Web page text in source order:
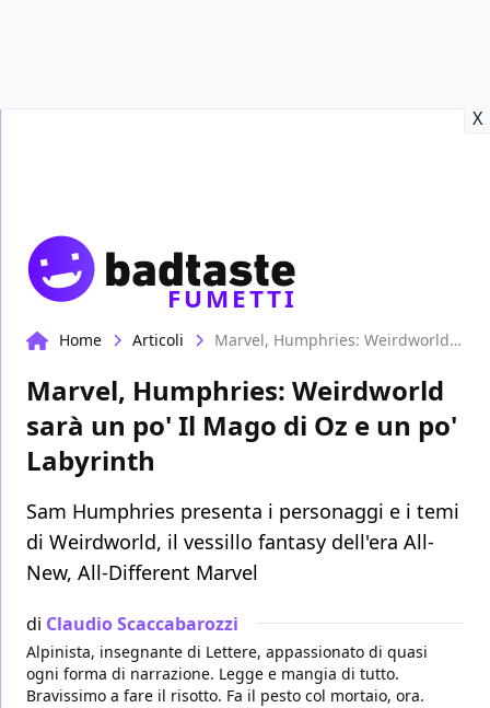
X
FUMETTI
Home Articoli Marvel, Humphries: Weirdworld sarà un po' Il Mago di Oz e un po' Labyrinth
Marvel, Humphries: Weirdworld
sarà un po' Il Mago di Oz e un po'
Labyrinth
Sam Humphries presenta i personaggi e i temi
di Weirdworld, il vessillo fantasy dell'era All-
New, All-Different Marvel
di Claudio Scaccabarozzi
Alpinista, insegnante di Lettere, appassionato di quasi
ogni forma di narrazione. Legge e mangia di tutto.
Bravissimo a fare il risotto. Fa il pesto col mortaio, ora.